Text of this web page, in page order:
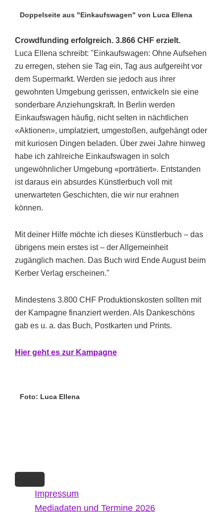
Doppelseite aus "Einkaufswagen" von Luca Ellena
Crowdfunding erfolgreich. 3.866 CHF erzielt.
Luca Ellena schreibt: "Einkaufswagen: Ohne Aufsehen
zu erregen, stehen sie Tag ein, Tag aus aufgereiht vor
dem Supermarkt. Werden sie jedoch aus ihrer
gewohnten Umgebung gerissen, entwickeln sie eine
sonderbare Anziehungskraft. In Berlin werden
Einkaufswagen häufig, nicht selten in nächtlichen
«Aktionen», umplatziert, umgestoßen, aufgehängt oder
mit kuriosen Dingen beladen. Über zwei Jahre hinweg
habe ich zahlreiche Einkaufswagen in solch
ungewöhnlicher Umgebung «porträtiert». Entstanden
ist daraus ein absurdes Künstlerbuch voll mit
unerwarteten Geschichten, die wir nur erahnen
können.
Mit deiner Hilfe möchte ich dieses Künstlerbuch – das
übrigens mein erstes ist – der Allgemeinheit
zugänglich machen. Das Buch wird Ende August beim
Kerber Verlag erscheinen."
Mindestens 3.800 CHF Produktionskosten sollten mit
der Kampagne finanziert werden. Als Dankeschöns
gab es u. a. das Buch, Postkarten und Prints.
Hier geht es zur Kampagne
Foto: Luca Ellena
Impressum
Mediadaten und Termine 2026